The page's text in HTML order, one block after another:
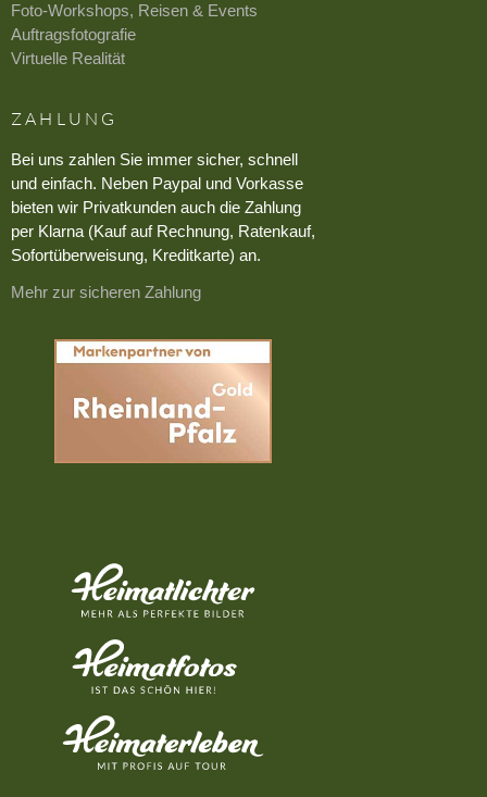
Foto-Workshops, Reisen & Events
Auftragsfotografie
Virtuelle Realität
ZAHLUNG
Bei uns zahlen Sie immer sicher, schnell
und einfach. Neben Paypal und Vorkasse
bieten wir Privatkunden auch die Zahlung
per Klarna (Kauf auf Rechnung, Ratenkauf,
Sofortüberweisung, Kreditkarte) an.
Mehr zur sicheren Zahlung